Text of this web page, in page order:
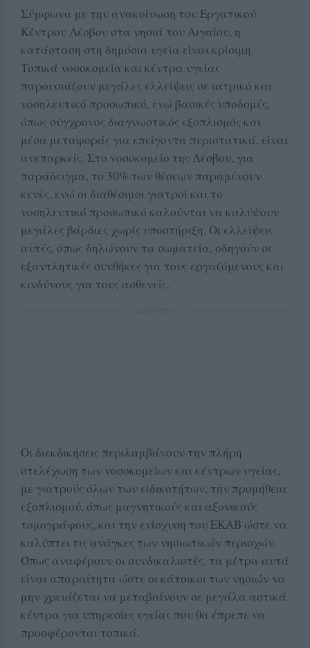
Σύμφωνα με την ανακοίνωση του Εργατικού
Κέντρου Λέσβου στα νησιά του Αιγαίου, η
κατάσταση στη δημόσια υγεία είναι κρίσιμη.
Τοπικά νοσοκομεία και κέντρα υγείας
παρουσιάζουν μεγάλες ελλείψεις σε ιατρικό και
νοσηλευτικό προσωπικό, ενώ βασικές υποδομές,
όπως σύγχρονος διαγνωστικός εξοπλισμός και
μέσα μεταφοράς για επείγοντα περιστατικά, είναι
ανεπαρκείς. Στο νοσοκομείο της Λέσβου, για
παράδειγμα, το 30% των θέσεων παραμένουν
κενές, ενώ οι διαθέσιμοι γιατροί και το
νοσηλευτικό προσωπικό καλούνται να καλύψουν
μεγάλες βάρδιες χωρίς υποστήριξη. Οι ελλείψεις
αυτές, όπως δηλώνουν τα σωματεία, οδηγούν σε
εξαντλητικές συνθήκες για τους εργαζόμενους και
κινδύνους για τους ασθενείς.
Οι διεκδικήσεις περιλαμβάνουν την πλήρη
στελέχωση των νοσοκομείων και κέντρων υγείας,
με γιατρούς όλων των ειδικοτήτων, την προμήθεια
εξοπλισμού, όπως μαγνητικούς και αξονικούς
τομογράφους, και την ενίσχυση του ΕΚΑΒ ώστε να
καλύπτει τις ανάγκες των νησιωτικών περιοχών.
Όπως αναφέρουν οι συνδικαλιστές, τα μέτρα αυτά
είναι απαραίτητα ώστε οι κάτοικοι των νησιών να
μην χρειάζεται να μεταβαίνουν σε μεγάλα αστικά
κέντρα για υπηρεσίες υγείας που θα έπρεπε να
προσφέρονται τοπικά.